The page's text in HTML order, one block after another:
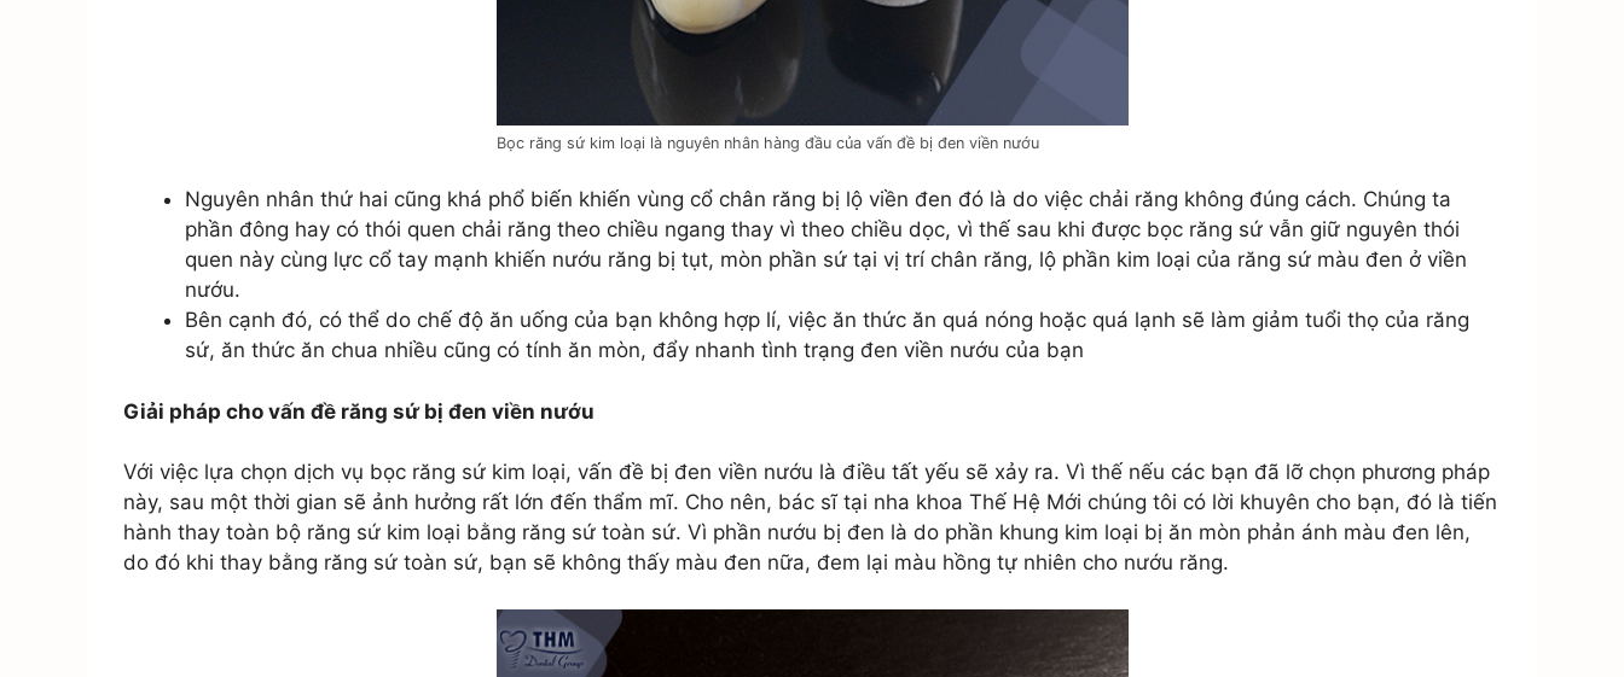
Bọc răng sứ kim loại là nguyên nhân hàng đầu của vấn đề bị đen viền nướu
Nguyên nhân thứ hai cũng khá phổ biến khiến vùng cổ chân răng bị lộ viền đen đó là do việc chải răng không đúng cách. Chúng ta
phần đông hay có thói quen chải răng theo chiều ngang thay vì theo chiều dọc, vì thế sau khi được bọc răng sứ vẫn giữ nguyên thói
quen này cùng lực cổ tay mạnh khiến nướu răng bị tụt, mòn phần sứ tại vị trí chân răng, lộ phần kim loại của răng sứ màu đen ở viền
nướu.
Bên cạnh đó, có thể do chế độ ăn uống của bạn không hợp lí, việc ăn thức ăn quá nóng hoặc quá lạnh sẽ làm giảm tuổi thọ của răng
sứ, ăn thức ăn chua nhiều cũng có tính ăn mòn, đẩy nhanh tình trạng đen viền nướu của bạn
Giải pháp cho vấn đề răng sứ bị đen viền nướu
Với việc lựa chọn dịch vụ bọc răng sứ kim loại, vấn đề bị đen viền nướu là điều tất yếu sẽ xảy ra. Vì thế nếu các bạn đã lỡ chọn phương pháp
này, sau một thời gian sẽ ảnh hưởng rất lớn đến thẩm mĩ. Cho nên, bác sĩ tại nha khoa Thế Hệ Mới chúng tôi có lời khuyên cho bạn, đó là tiến
hành thay toàn bộ răng sứ kim loại bằng răng sứ toàn sứ. Vì phần nướu bị đen là do phần khung kim loại bị ăn mòn phản ánh màu đen lên,
do đó khi thay bằng răng sứ toàn sứ, bạn sẽ không thấy màu đen nữa, đem lại màu hồng tự nhiên cho nướu răng.